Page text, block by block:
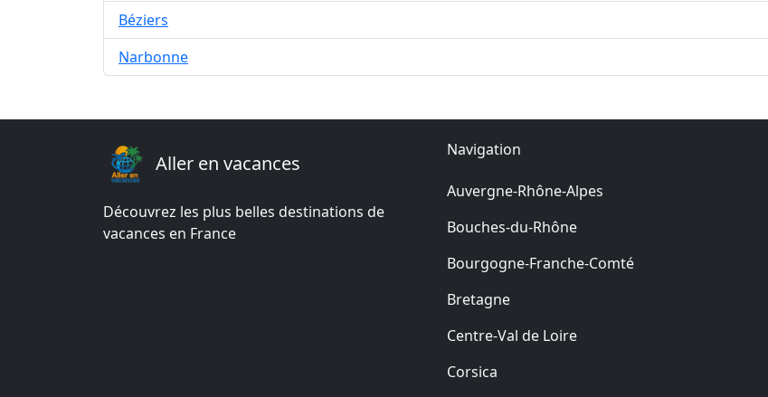
Béziers
Narbonne
Aller en vacances
Découvrez les plus belles destinations de
vacances en France
Navigation
Auvergne-Rhône-Alpes
Bouches-du-Rhône
Bourgogne-Franche-Comté
Bretagne
Centre-Val de Loire
Corsica